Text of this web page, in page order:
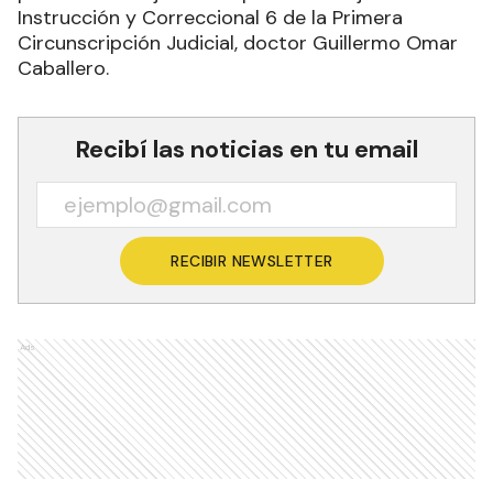
Instrucción y Correccional 6 de la Primera
Circunscripción Judicial, doctor Guillermo Omar
Caballero.
Recibí las noticias en tu email
RECIBIR NEWSLETTER
Ads